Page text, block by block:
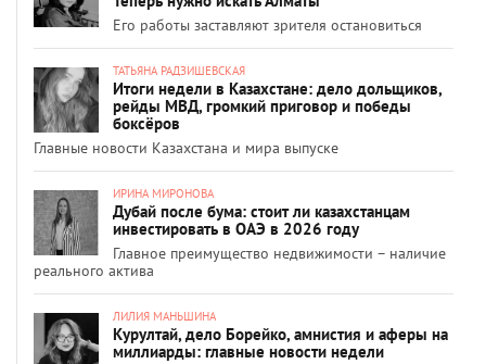
Его работы заставляют зрителя остановиться
ТАТЬЯНА РАДЗИШЕВСКАЯ
Итоги недели в Казахстане: дело дольщиков,
рейды МВД, громкий приговор и победы
боксёров
Главные новости Казахстана и мира выпуске
ИРИНА МИРОНОВА
Дубай после бума: стоит ли казахстанцам
инвестировать в ОАЭ в 2026 году
Главное преимущество недвижимости – наличие
реального актива
ЛИЛИЯ МАНЬШИНА
Курултай, дело Борейко, амнистия и аферы на
миллиарды: главные новости недели